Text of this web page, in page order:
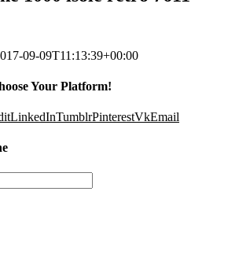
09-09T11:13:39+00:00
Your Platform!
LinkedInTumblrPinterestVkEmail